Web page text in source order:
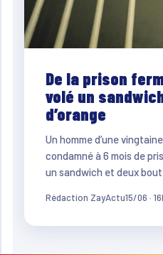
De la prison
volé un
d’orange
Un homme d’une
condamné à 6 mois de
un sandwich et deux
Rédaction ZayActu15/06 ·